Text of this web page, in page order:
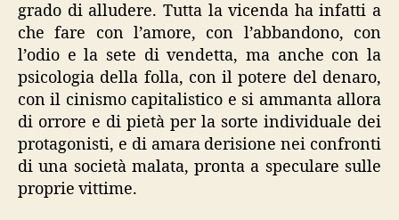
grado di alludere. Tutta la vicenda ha infatti a
che fare con l’amore, con l’abbandono, con
l’odio e la sete di vendetta, ma anche con la
psicologia della folla, con il potere del denaro,
con il cinismo capitalistico e si ammanta allora
di orrore e di pietà per la sorte individuale dei
protagonisti, e di amara derisione nei confronti
di una società malata, pronta a speculare sulle
proprie vittime.